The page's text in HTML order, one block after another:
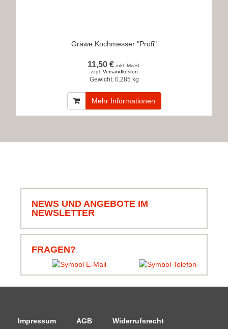
Gräwe Kochmesser "Profi"
11,50 € inkl. MwSt.
zzgl. Versandkosten
Gewicht: 0.285 kg
Mehr Informationen
NEWS UND ANGEBOTE IM
NEWSLETTER
FRAGEN?
Impressum AGB Widerrufsrecht